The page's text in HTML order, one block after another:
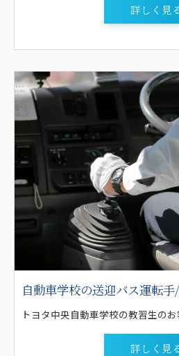
詳しく見
自動車学校の送迎バス運転手
詳しく見